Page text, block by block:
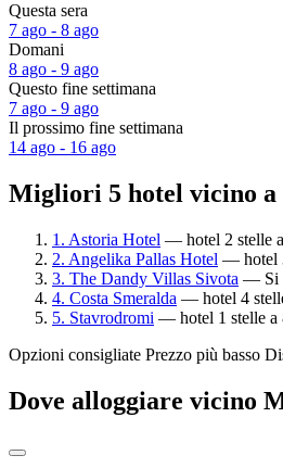
Questa sera
7 ago - 8 ago
Domani
8 ago - 9 ago
Questo fine settimana
7 ago - 9 ago
Il prossimo fine settimana
14 ago - 16 ago
Migliori 5 hotel vicino a
1. Astoria Hotel — hotel 2 stelle
2. Angelika Pallas Hotel — hotel
3. The Dandy Villas Sivota — Si
4. Costa Smeralda — hotel 4
5. Stavrodromi — hotel 1 stelle a
Opzioni consigliate Prezzo più basso
Dove alloggiare vicino